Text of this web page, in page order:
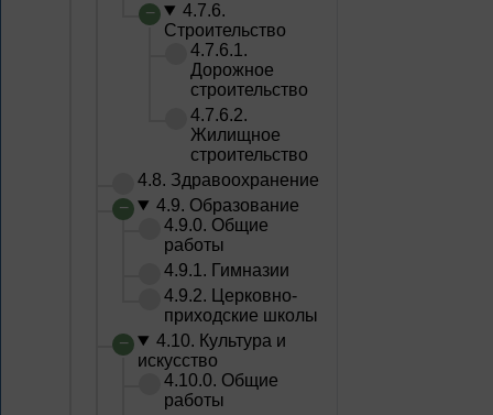
4.7.6.
Строительство
4.7.6.1.
Дорожное
строительство
4.7.6.2.
Жилищное
строительство
4.8. Здравоохранение
4.9. Образование
4.9.0. Общие
работы
4.9.1. Гимназии
4.9.2. Церковно-
приходские школы
4.10. Культура и
искусство
4.10.0. Общие
работы